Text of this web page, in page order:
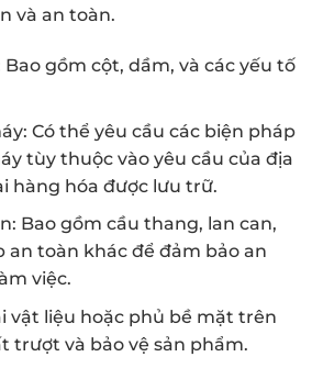
và an toàn.
gồm cột, dầm, và các yếu tố
Có thể yêu cầu các biện pháp
tùy thuộc vào yêu cầu của địa
hàng hóa được lưu trữ.
Bao gồm cầu thang, lan can,
an toàn khác để đảm bảo an
việc.
vật liệu hoặc phủ bề mặt trên
trượt và bảo vệ sản phẩm.